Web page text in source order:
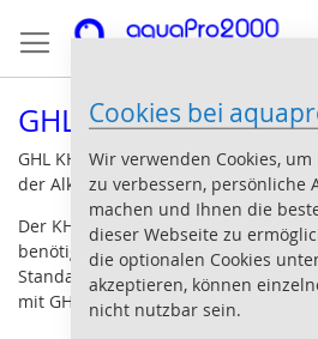
Cookies bei
Wir verwenden Cookies,
zu verbessern, persönliche
machen und Ihnen die
dieser Webseite zu
die optionalen Cookies
akzeptieren, können
nicht nutzbar sein.
zum
GHL KH Director
GHL KH Director: Messgerät zur
der Alkalinität
Der KH Director wurde als Zubehör-
benötigt zum Betrieb entweder einen
Standalone oder einen ProfiLux®
mit GHL Doser 2 (2.1) Slave.